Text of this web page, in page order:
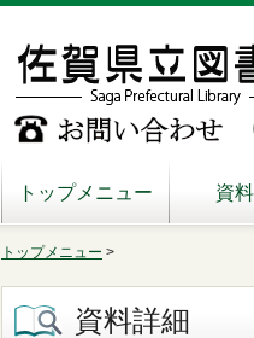
トップメニュー 資
トップメニュー >
資料詳細